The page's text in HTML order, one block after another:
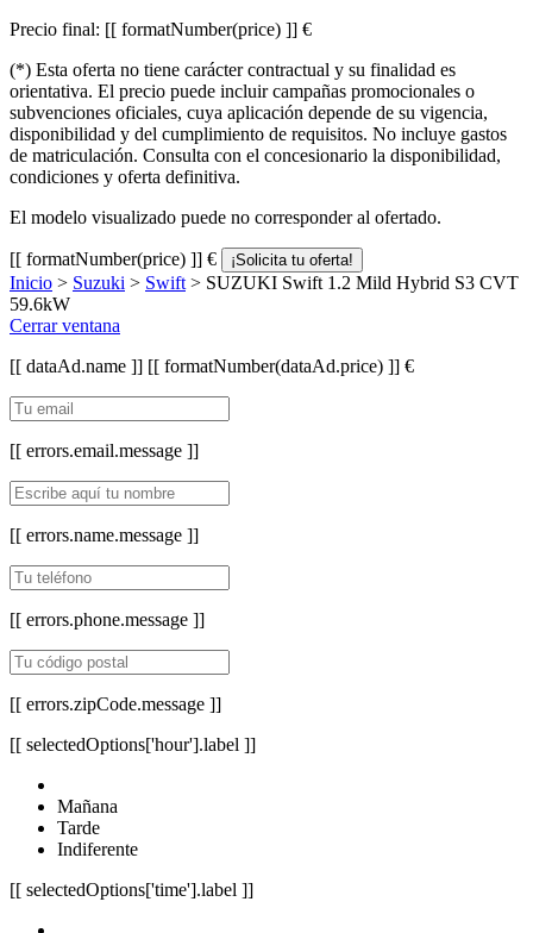
Precio final: [[ formatNumber(price) ]] €
(*) Esta oferta no tiene carácter contractual y su finalidad es
orientativa. El precio puede incluir campañas promocionales o
subvenciones oficiales, cuya aplicación depende de su vigencia,
disponibilidad y del cumplimiento de requisitos. No incluye gastos
de matriculación. Consulta con el concesionario la disponibilidad,
condiciones y oferta definitiva.
El modelo visualizado puede no corresponder al ofertado.
[[ formatNumber(price) ]] € ¡Solicita tu oferta!
Inicio > Suzuki > Swift > SUZUKI Swift 1.2 Mild Hybrid S3 CVT
59.6kW
Cerrar ventana
[[ dataAd.name ]] [[ formatNumber(dataAd.price) ]] €
[[ errors.email.message ]]
[[ errors.name.message ]]
[[ errors.phone.message ]]
[[ errors.zipCode.message ]]
[[ selectedOptions['hour'].label ]]
Mañana
Tarde
Indiferente
[[ selectedOptions['time'].label ]]